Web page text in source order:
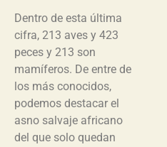
Dentro de esta última
cifra, 213 aves y 423
peces y 213 son
mamíferos. De entre de
los más conocidos,
podemos destacar el
asno salvaje africano
del que solo quedan